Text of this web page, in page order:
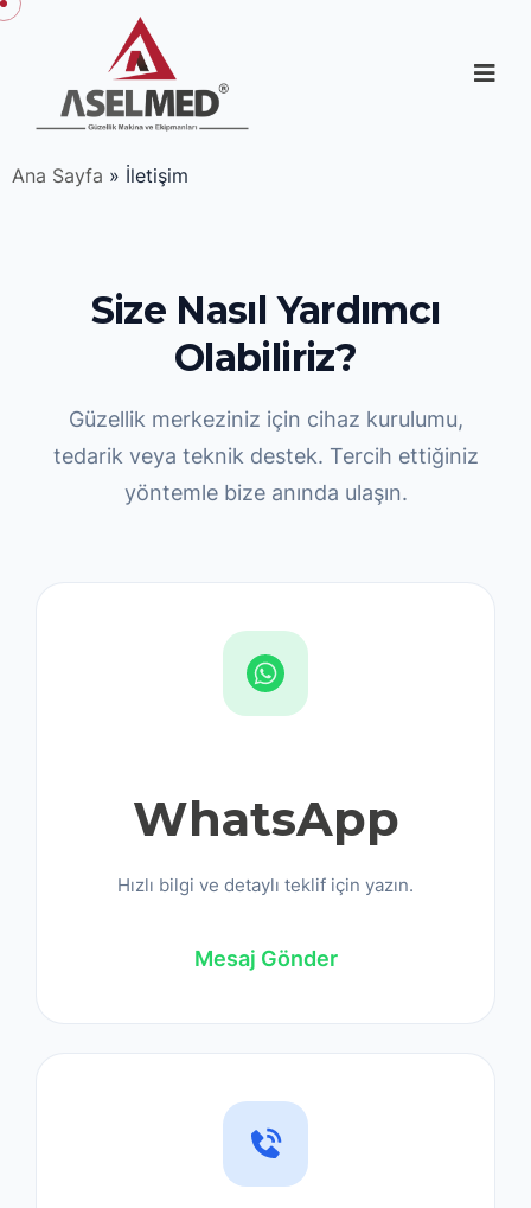
Ana Sayfa » İletişim
Size Nasıl Yardımcı
Olabiliriz?
Güzellik merkeziniz için cihaz kurulumu,
tedarik veya teknik destek. Tercih ettiğiniz
yöntemle bize anında ulaşın.
WhatsApp
Hızlı bilgi ve detaylı teklif için yazın.
Mesaj Gönder